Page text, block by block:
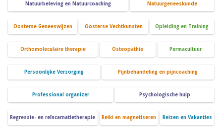
Natuurbeleving en Natuurcoaching Natuurgeneeskunde
Oosterse Geneeswijzen Oosterse Vechtkunsten Opleiding en Training
Orthomoleculaire therapie Osteopathie Permacultuur
Persoonlijke Verzorging Pijnbehandeling en pijncoaching
Professional organizer Psychologische hulp
Regressie- en reïncarnatietherapie Reiki en magnetiseren Reizen en Vakanties